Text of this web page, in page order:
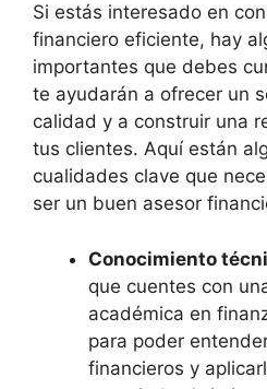
Si estás interesado en
financiero eficiente, hay
importantes que debes
te ayudarán a ofrecer un
calidad y a construir una
tus clientes. Aquí están
cualidades clave que
ser un buen asesor
Conocimiento
que cuentes con
académica en
para poder
financieros y